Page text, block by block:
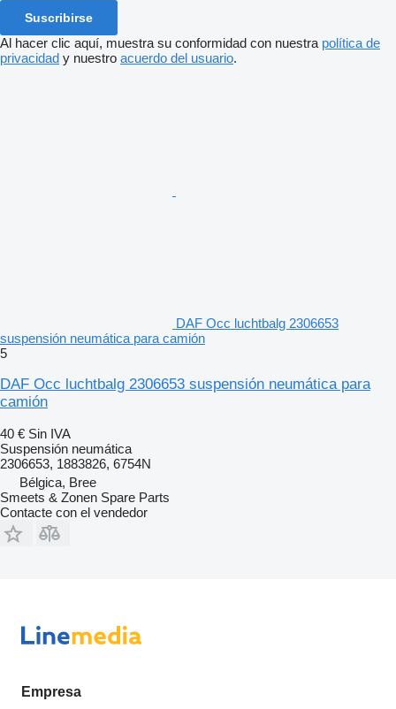
Suscribirse
Al hacer clic aquí, muestra su conformidad con nuestra política de
privacidad y nuestro acuerdo del usuario.
DAF Occ luchtbalg 2306653
suspensión neumática para camión
5
DAF Occ luchtbalg 2306653 suspensión neumática para
camión
40 € Sin IVA
Suspensión neumática
2306653, 1883826, 6754N
Bélgica, Bree
Smeets & Zonen Spare Parts
Contacte con el vendedor
Empresa